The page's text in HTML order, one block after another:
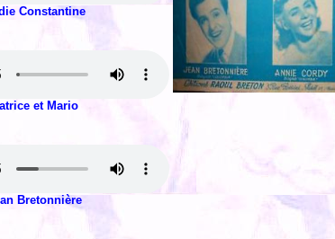
Constantine
et Mario
Bretonnière